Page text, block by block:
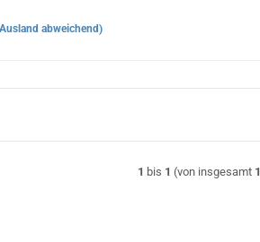
abweichend)
1 bis 1 (von insgesamt 1